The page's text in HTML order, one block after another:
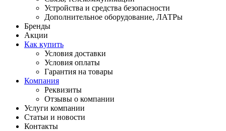
Устройства и средства безопасности
Дополнительное оборудование, ЛАТРы
Бренды
Акции
Как купить
Условия доставки
Условия оплаты
Гарантия на товары
Компания
Реквизиты
Отзывы о компании
Услуги компании
Статьи и новости
Контакты